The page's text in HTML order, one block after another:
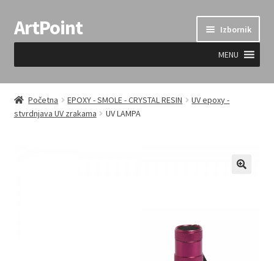
Preskoči
na
Skoči
do
ArtPoint Izbornik
MENU
Uvjeti prodaje
Početna EPOXY - SMOLE - CRYSTAL RESIN
UV epoxy -
stvrdnjava UV zrakama
UV LAMPA